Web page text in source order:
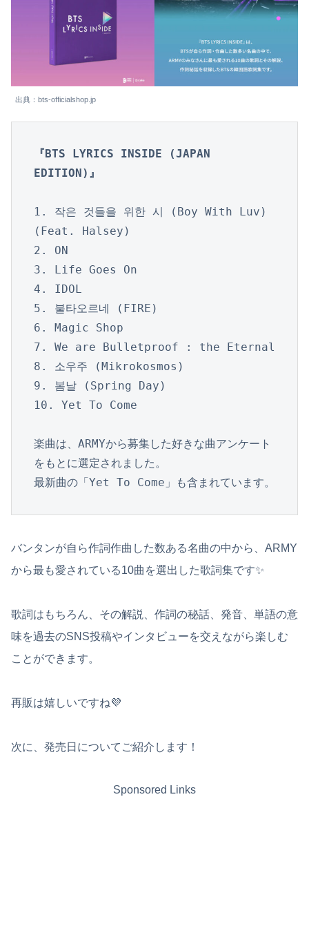
出典：bts-officialshop.jp
『BTS LYRICS INSIDE (JAPAN
EDITION)』
1. 작은 것들을 위한 시 (Boy With Luv)
(Feat. Halsey)
2. ON
3. Life Goes On
4. IDOL
5. 불타오르네 (FIRE)
6. Magic Shop
7. We are Bulletproof : the Eternal
8. 소우주 (Mikrokosmos)
9. 봄날 (Spring Day)
10. Yet To Come
楽曲は、ARMYから募集した好きな曲アンケート
をもとに選定されました。
最新曲の「Yet To Come」も含まれています。
バンタンが自ら作詞作曲した数ある名曲の中から、ARMY
から最も愛されている10曲を選出した歌詞集です✨
歌詞はもちろん、その解説、作詞の秘話、発音、単語の意
味を過去のSNS投稿やインタビューを交えながら楽しむ
ことができます。
再販は嬉しいですね💜
次に、発売日についてご紹介します！
Sponsored Links